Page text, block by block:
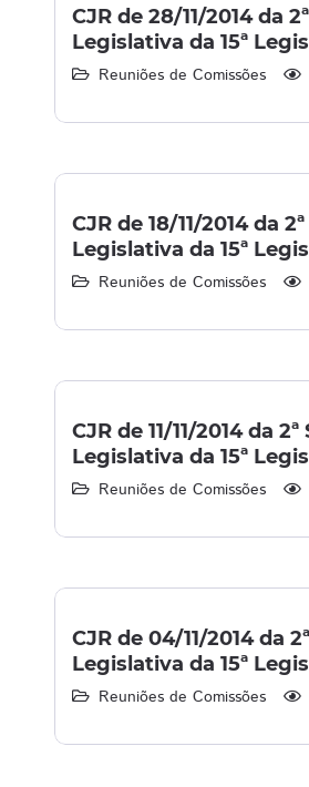
CJR de 28/11/2014 da
Legislativa da 15ª
Reuniões de Comissões
CJR de 18/11/2014 da
Legislativa da 15ª
Reuniões de Comissões
CJR de 11/11/2014 da 2ª
Legislativa da 15ª
Reuniões de Comissões
CJR de 04/11/2014 da
Legislativa da 15ª
Reuniões de Comissões